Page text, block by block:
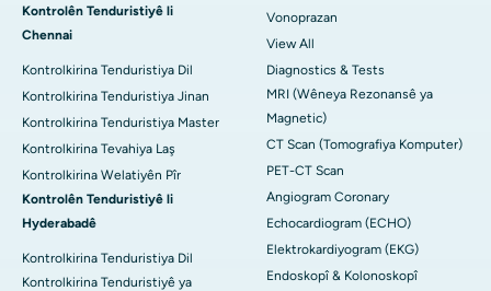
Kontrolên Tenduristiyê li
Chennai
Kontrolkirina Tenduristiya Dil
Kontrolkirina Tenduristiya Jinan
Kontrolkirina Tenduristiya Master
Kontrolkirina Tevahiya Laş
Kontrolkirina Welatiyên Pîr
Kontrolên Tenduristiyê li
Hyderabadê
Kontrolkirina Tenduristiya Dil
Kontrolkirina Tenduristiyê ya
Vonoprazan
View All
Diagnostics & Tests
MRI (Wêneya Rezonansê ya
Magnetic)
CT Scan (Tomografiya Komputer)
PET-CT Scan
Angiogram Coronary
Echocardiogram (ECHO)
Elektrokardiyogram (EKG)
Endoskopî & Kolonoskopî